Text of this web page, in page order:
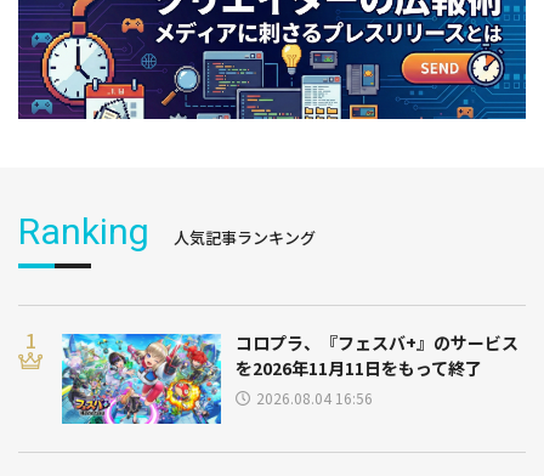
Ranking 人気記事ランキング
コロプラ、『フェスバ+』のサービス
を2026年11月11日をもって終了
2026.08.04 16:56